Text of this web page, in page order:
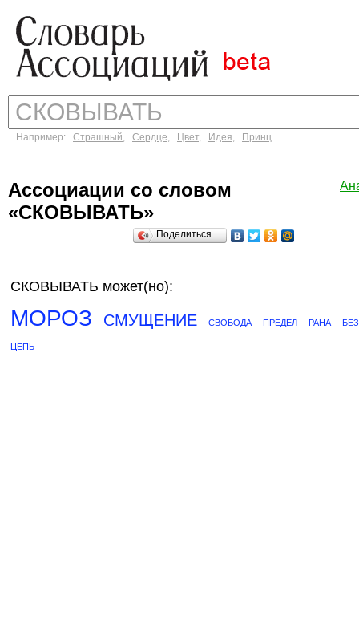
Например: Страшный, Сердце, Цвет, Идея, Принц
Ассоциации со словом
«СКОВЫВАТЬ»
Поделиться…
СКОВЫВАТЬ может(но):
МОРОЗ СМУЩЕНИЕ СВОБОДА ПРЕДЕЛ РАНА
ЦЕПЬ